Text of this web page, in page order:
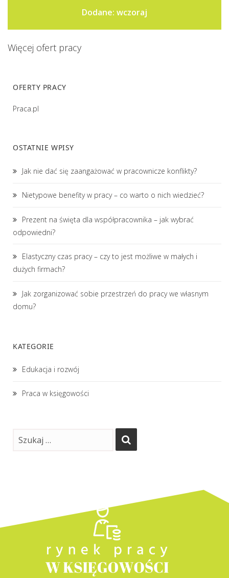
Dodane: wczoraj
Więcej ofert pracy
OFERTY PRACY
Praca.pl
OSTATNIE WPISY
Jak nie dać się zaangażować w pracownicze konflikty?
Nietypowe benefity w pracy – co warto o nich wiedzieć?
Prezent na święta dla współpracownika – jak wybrać
odpowiedni?
Elastyczny czas pracy – czy to jest możliwe w małych i
dużych firmach?
Jak zorganizować sobie przestrzeń do pracy we własnym
domu?
KATEGORIE
Edukacja i rozwój
Praca w księgowości